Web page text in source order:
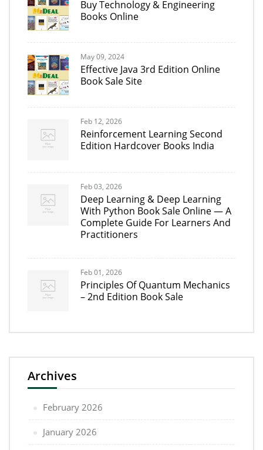
Buy Technology & Engineering
Books Online
May 09, 2024
Effective Java 3rd Edition Online
Book Sale Site
Feb 12, 2026
Reinforcement Learning Second
Edition Hardcover Books India
Feb 03, 2026
Deep Learning & Deep Learning
With Python Book Sale Online — A
Complete Guide For Learners And
Practitioners
Feb 01, 2026
Principles Of Quantum Mechanics
– 2nd Edition Book Sale
Archives
February 2026
January 2026